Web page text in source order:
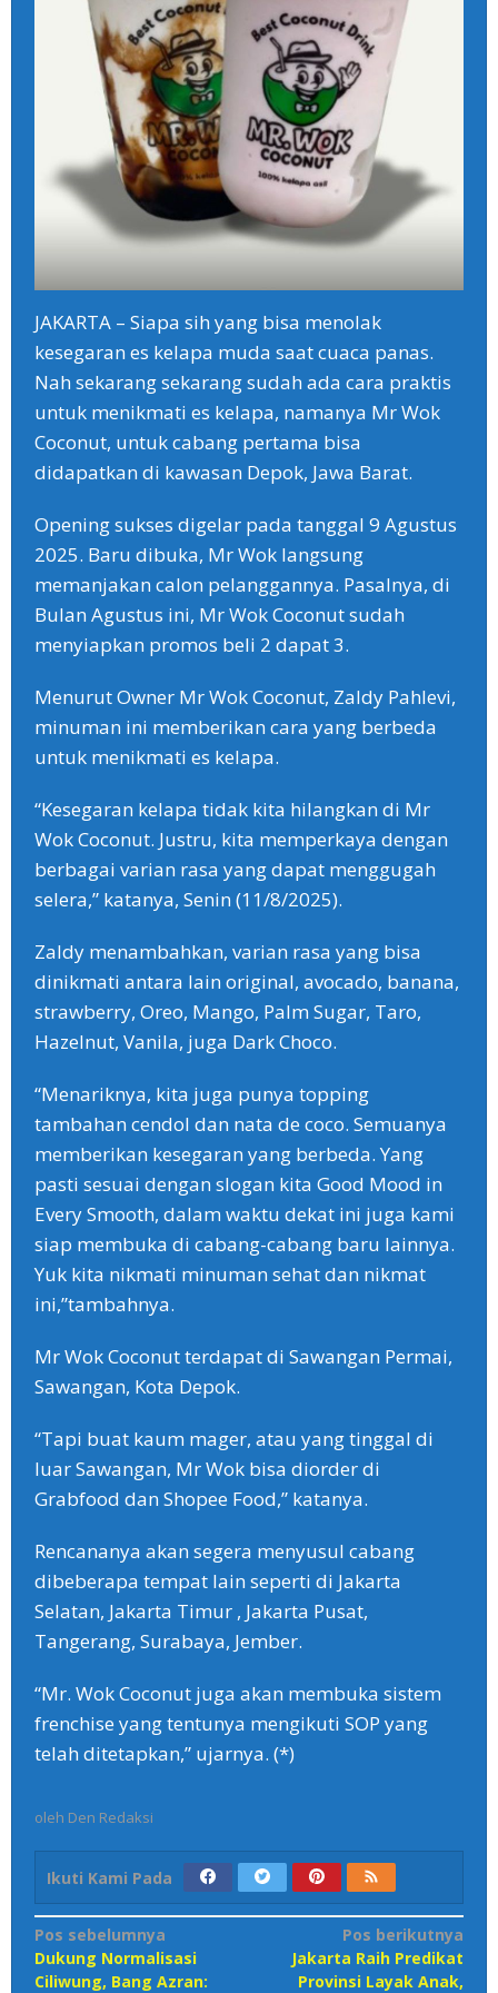
JAKARTA – Siapa sih yang bisa menolak
kesegaran es kelapa muda saat cuaca panas.
Nah sekarang sekarang sudah ada cara praktis
untuk menikmati es kelapa, namanya Mr Wok
Coconut, untuk cabang pertama bisa
didapatkan di kawasan Depok, Jawa Barat.
Opening sukses digelar pada tanggal 9 Agustus
2025. Baru dibuka, Mr Wok langsung
memanjakan calon pelanggannya. Pasalnya, di
Bulan Agustus ini, Mr Wok Coconut sudah
menyiapkan promos beli 2 dapat 3.
Menurut Owner Mr Wok Coconut, Zaldy Pahlevi,
minuman ini memberikan cara yang berbeda
untuk menikmati es kelapa.
“Kesegaran kelapa tidak kita hilangkan di Mr
Wok Coconut. Justru, kita memperkaya dengan
berbagai varian rasa yang dapat menggugah
selera,” katanya, Senin (11/8/2025).
Zaldy menambahkan, varian rasa yang bisa
dinikmati antara lain original, avocado, banana,
strawberry, Oreo, Mango, Palm Sugar, Taro,
Hazelnut, Vanila, juga Dark Choco.
“Menariknya, kita juga punya topping
tambahan cendol dan nata de coco. Semuanya
memberikan kesegaran yang berbeda. Yang
pasti sesuai dengan slogan kita Good Mood in
Every Smooth, dalam waktu dekat ini juga kami
siap membuka di cabang-cabang baru lainnya.
Yuk kita nikmati minuman sehat dan nikmat
ini,”tambahnya.
Mr Wok Coconut terdapat di Sawangan Permai,
Sawangan, Kota Depok.
“Tapi buat kaum mager, atau yang tinggal di
luar Sawangan, Mr Wok bisa diorder di
Grabfood dan Shopee Food,” katanya.
Rencananya akan segera menyusul cabang
dibeberapa tempat lain seperti di Jakarta
Selatan, Jakarta Timur , Jakarta Pusat,
Tangerang, Surabaya, Jember.
“Mr. Wok Coconut juga akan membuka sistem
frenchise yang tentunya mengikuti SOP yang
telah ditetapkan,” ujarnya. (*)
oleh Den Redaksi
Ikuti Kami Pada
Navigasi
pos
Pos sebelumnya
Dukung Normalisasi
Ciliwung, Bang Azran:
Pos berikutnya
Jakarta Raih Predikat
Provinsi Layak Anak,